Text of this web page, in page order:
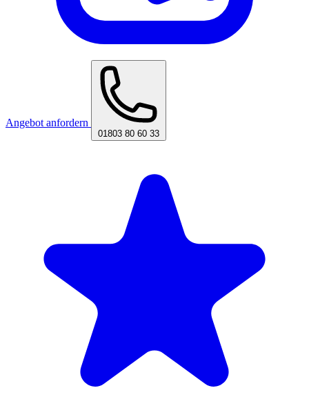
Angebot anfordern
01803 80 60 33